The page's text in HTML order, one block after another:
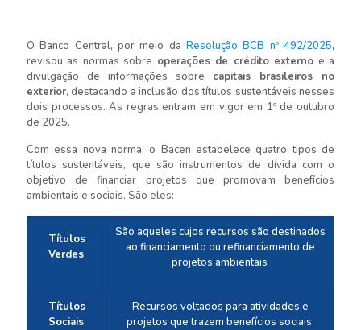
O Banco Central, por meio da Resolução BCB nº 492/2025,
revisou as normas sobre operações de crédito externo e a
divulgação de informações sobre capitais brasileiros no
exterior, destacando a inclusão dos títulos sustentáveis nesses
dois processos. As regras entram em vigor em 1º de outubro
de 2025.
Com essa nova norma, o Bacen estabelece quatro tipos de
títulos sustentáveis, que são instrumentos de dívida com o
objetivo de financiar projetos que promovam benefícios
ambientais e sociais. São eles:
Títulos
Verdes
São aqueles cujos recursos são destinados
ao financiamento ou refinanciamento de
projetos ambientais
Títulos
Sociais
Recursos voltados para atividades e
projetos que trazem benefícios sociais